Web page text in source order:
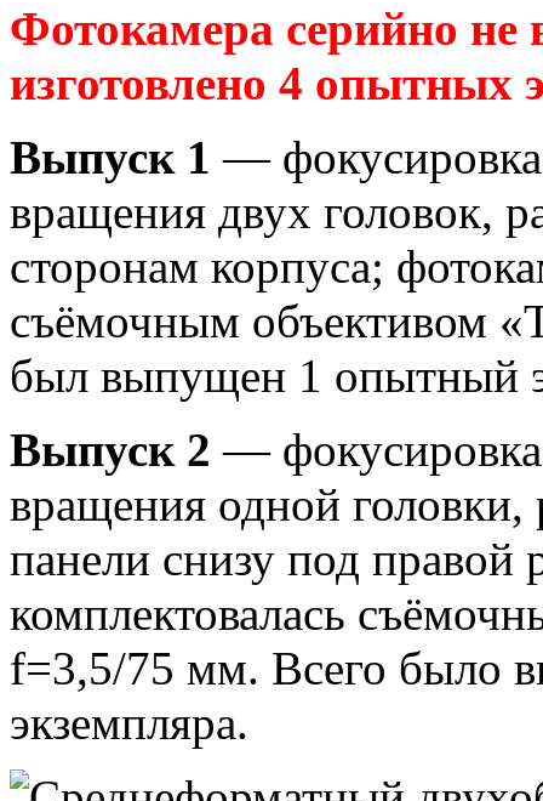
Фотокамера серийно не
изготовлено 4 опытных
Выпуск 1 — фокусировка
вращения двух головок,
сторонам корпуса;
съёмочным объективом
был выпущен 1 опытный
Выпуск 2 — фокусировка
вращения одной
панели снизу под правой
комплектовалась
f=3,5/75 мм. Всего было
экземпляра.